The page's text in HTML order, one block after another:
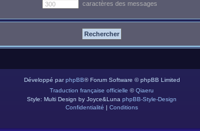
caractères des messages
Développé parphpBB® Forum Software © phpBB Limited
Traduction française officielle ©Qiaeru
Style: Multi Design by Joyce&Luna phpBB-Style-Design
Confidentialité | Conditions